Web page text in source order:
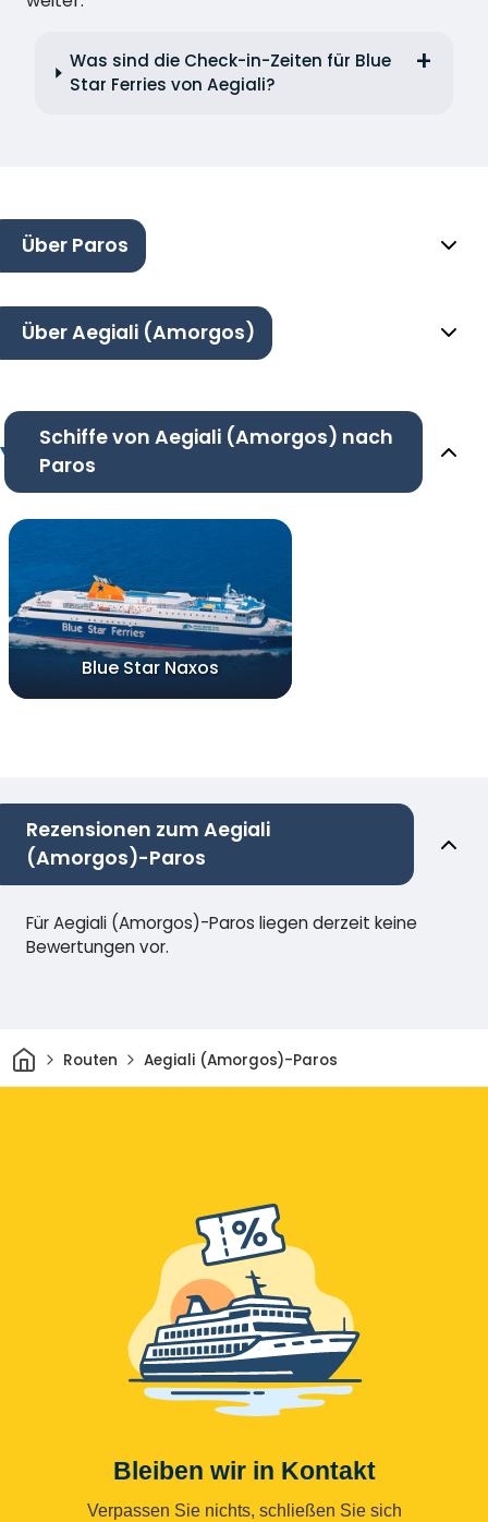
Was sind die Check-in-Zeiten für Blue
Star Ferries von Aegiali?
Über Paros
Über Aegiali (Amorgos)
Schiffe von Aegiali (Amorgos) nach
Paros
Blue Star Naxos
Rezensionen zum Aegiali
(Amorgos)-Paros
Für Aegiali (Amorgos)-Paros liegen derzeit keine
Bewertungen vor.
HeimRouten Aegiali (Amorgos)-Paros
Bleiben wir in Kontakt
Verpassen Sie nichts, schließen Sie sich